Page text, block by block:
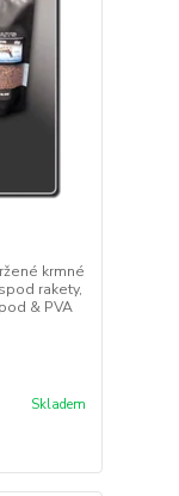
krmné
rakety,
& PVA
Skladem